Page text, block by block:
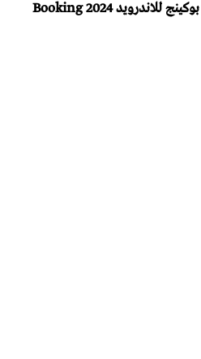
تحميل تطبيق حجز فنادق بوكينج للاندرويد Booking 2024